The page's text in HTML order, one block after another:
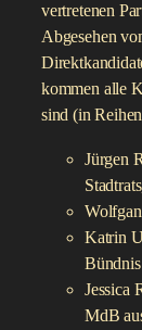
vertretenen
Abgesehen
kommen alle
sind (in
Jürgen
Katrin
Jessica
MdB